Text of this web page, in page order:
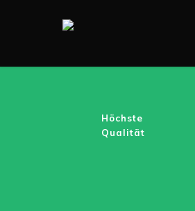
Höchste
Qualität